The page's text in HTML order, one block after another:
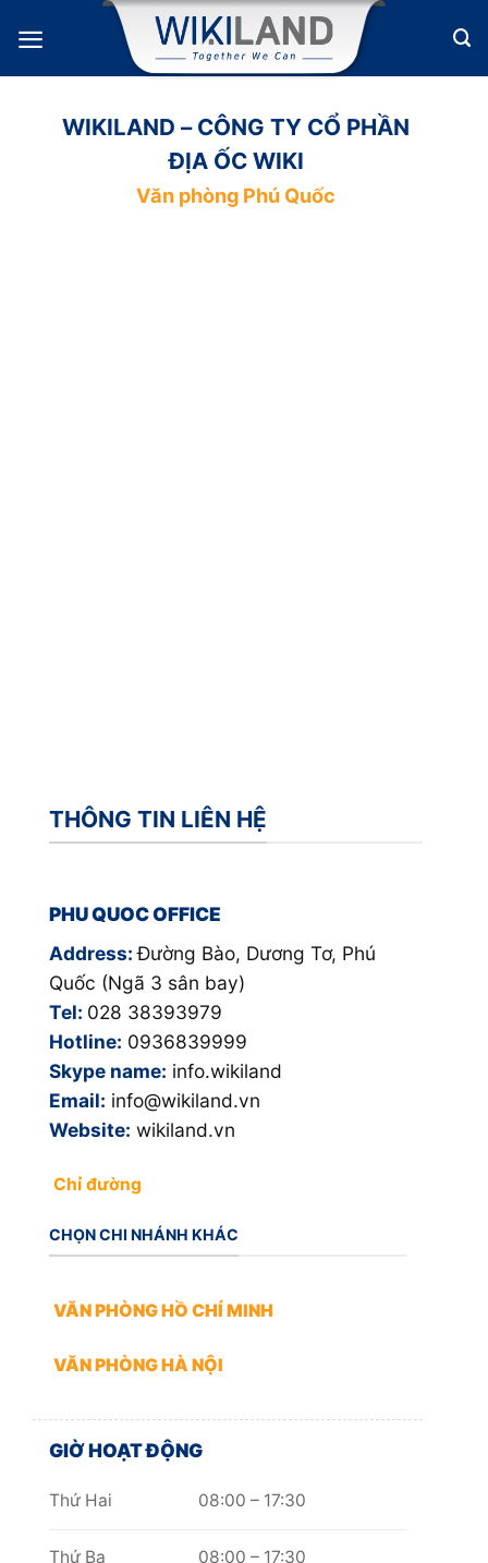
qua
nội
WIKILAND – CÔNG TY CỔ PHẦN
ĐỊA ỐC WIKI
Văn phòng Phú Quốc
THÔNG TIN LIÊN HỆ
PHU QUOC OFFICE
Address:Đường Bào, Dương Tơ, Phú
Quốc (Ngã 3 sân bay)
Tel: 028 38393979
Hotline: 0936839999
Skype name: info.wikiland
Email: info@wikiland.vn
Website: wikiland.vn
Chỉ đường
CHỌN CHI NHÁNH KHÁC
VĂN PHÒNG HỒ CHÍ MINH
VĂN PHÒNG HÀ NỘI
GIỜ HOẠT ĐỘNG
Thứ Hai 08:00 – 17:30
Thứ Ba 08:00 – 17:30